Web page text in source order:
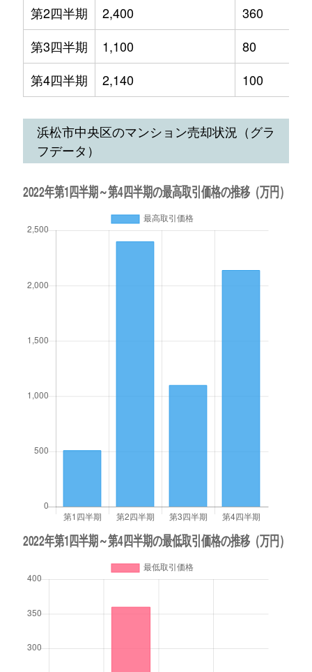
第2四半期 2,400
360
第3四半期
1,100
80
第4四半期
2,140 100
浜松市中央区のマンション売却状況（グラ
フデータ）